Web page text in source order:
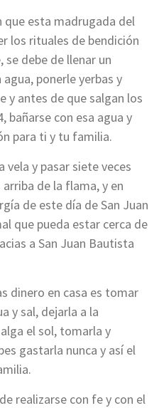
que esta madrugada del
los rituales de bendición
debe de llenar un
ponerle yerbas y
y antes de que salgan los
bañarse con esa agua y
para ti y tu familia.
vela y pasar siete veces
de la flama, y en
de este día de San Juan
que pueda estar cerca de
a San Juan Bautista
dinero en casa es tomar
y sal, dejarla a la
el sol, tomarla y
gastarla nunca y así el
realizarse con fe y con el